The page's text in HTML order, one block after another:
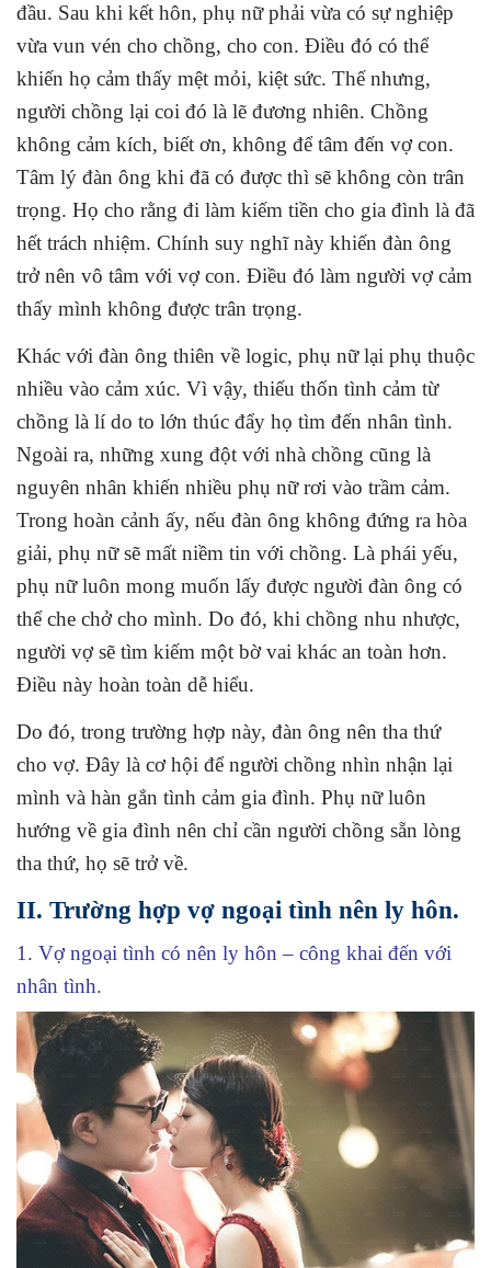
đầu. Sau khi kết hôn, phụ nữ phải vừa có sự nghiệp
vừa vun vén cho chồng, cho con. Điều đó có thể
khiến họ cảm thấy mệt mỏi, kiệt sức. Thế nhưng,
người chồng lại coi đó là lẽ đương nhiên. Chồng
không cảm kích, biết ơn, không để tâm đến vợ con.
Tâm lý đàn ông khi đã có được thì sẽ không còn trân
trọng. Họ cho rằng đi làm kiếm tiền cho gia đình là đã
hết trách nhiệm. Chính suy nghĩ này khiến đàn ông
trở nên vô tâm với vợ con. Điều đó làm người vợ cảm
thấy mình không được trân trọng.
Khác với đàn ông thiên về logic, phụ nữ lại phụ thuộc
nhiều vào cảm xúc. Vì vậy, thiếu thốn tình cảm từ
chồng là lí do to lớn thúc đẩy họ tìm đến nhân tình.
Ngoài ra, những xung đột với nhà chồng cũng là
nguyên nhân khiến nhiều phụ nữ rơi vào trầm cảm.
Trong hoàn cảnh ấy, nếu đàn ông không đứng ra hòa
giải, phụ nữ sẽ mất niềm tin với chồng. Là phái yếu,
phụ nữ luôn mong muốn lấy được người đàn ông có
thể che chở cho mình. Do đó, khi chồng nhu nhược,
người vợ sẽ tìm kiếm một bờ vai khác an toàn hơn.
Điều này hoàn toàn dễ hiểu.
Do đó, trong trường hợp này, đàn ông nên tha thứ
cho vợ. Đây là cơ hội để người chồng nhìn nhận lại
mình và hàn gắn tình cảm gia đình. Phụ nữ luôn
hướng về gia đình nên chỉ cần người chồng sẵn lòng
tha thứ, họ sẽ trở về.
II. Trường hợp vợ ngoại tình nên ly hôn.
1. Vợ ngoại tình có nên ly hôn – công khai đến với
nhân tình.